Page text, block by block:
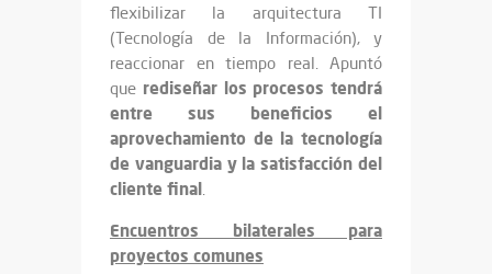
flexibilizar la arquitectura TI
(Tecnología de la Información), y
reaccionar en tiempo real. Apuntó
que rediseñar los procesos tendrá
entre sus beneficios el
aprovechamiento de la tecnología
de vanguardia y la satisfacción del
cliente final.
Encuentros bilaterales para
proyectos comunes